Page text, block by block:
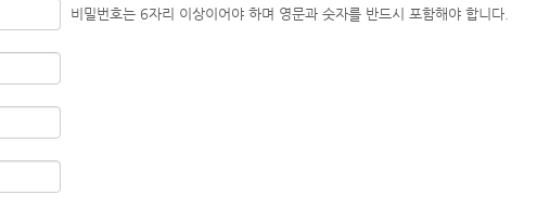
비밀번호는 6자리 이상이어야 하며 영문과 숫자를 반드시 포함해야 합니다.